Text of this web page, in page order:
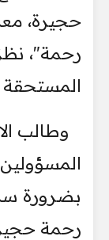
حجيرة،
رحمة"،
المستحقة
وطالب
بضرورة
رحمة